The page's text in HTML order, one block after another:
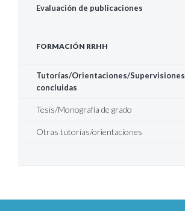
Evaluación de publicaciones
FORMACIÓN RRHH
Tutorías/Orientaciones/Supervisiones
concluidas
Tesis/Monografía de grado
Otras tutorías/orientaciones